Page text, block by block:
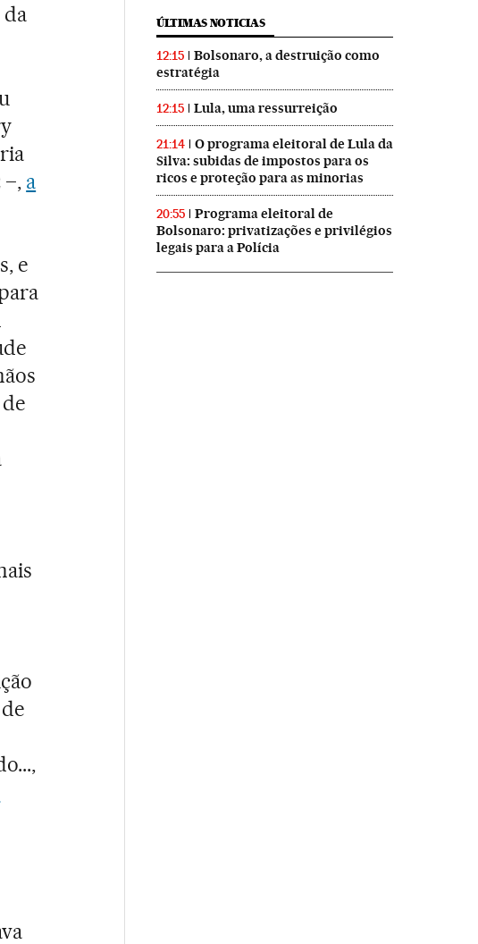
–, a
e
ÚLTIMAS NOTICIAS
12:15
Bolsonaro, a destruição como
estratégia
12:15 Lula, uma ressurreição
21:14
O programa eleitoral de Lula da
Silva: subidas de impostos para os
ricos e proteção para as minorias
20:55
Programa eleitoral de
Bolsonaro: privatizações e privilégios
legais para a Polícia